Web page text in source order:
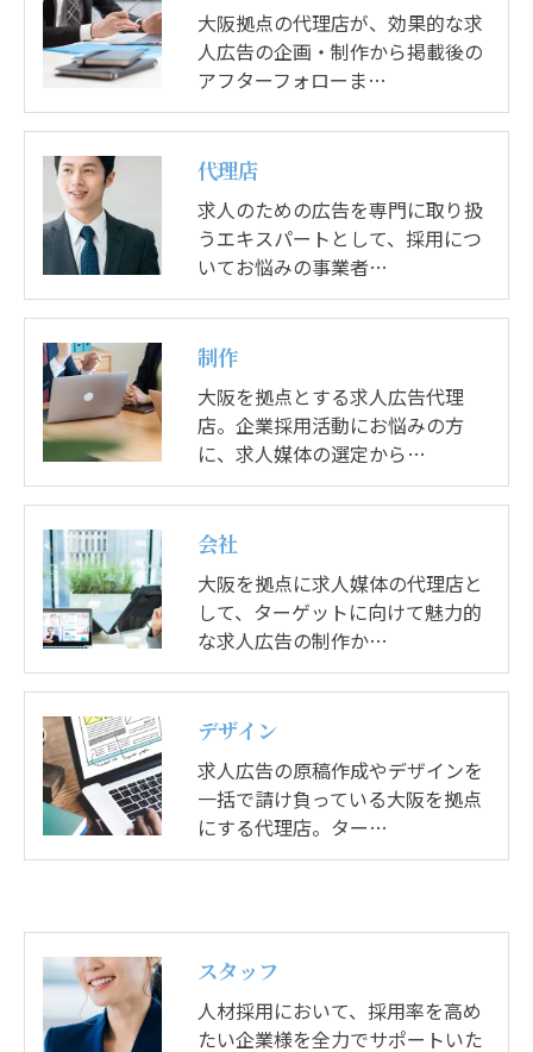
大阪拠点の代理店が、効果的な求
人広告の企画・制作から掲載後の
アフターフォローま…
代理店
求人のための広告を専門に取り扱
うエキスパートとして、採用につ
いてお悩みの事業者…
制作
大阪を拠点とする求人広告代理
店。企業採用活動にお悩みの方
に、求人媒体の選定から…
会社
大阪を拠点に求人媒体の代理店と
して、ターゲットに向けて魅力的
な求人広告の制作か…
デザイン
求人広告の原稿作成やデザインを
一括で請け負っている大阪を拠点
にする代理店。ター…
スタッフ
人材採用において、採用率を高め
たい企業様を全力でサポートいた